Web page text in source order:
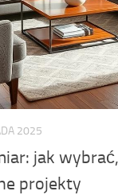
2025
jak
projekty